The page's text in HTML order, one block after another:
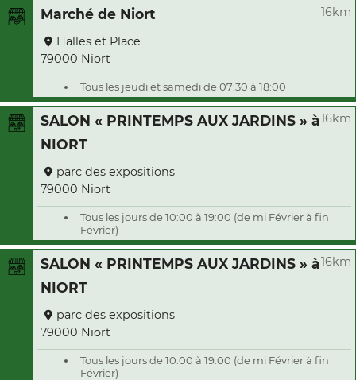
Marché de Niort 16km
Halles et Place
79000 Niort
Tous les jeudi et samedi de 07:30 à 18:00
SALON « PRINTEMPS AUX JARDINS » à
NIORT
16km
parc des expositions
79000 Niort
Tous les jours de 10:00 à 19:00 (de mi Février à fin
Février)
SALON « PRINTEMPS AUX JARDINS » à
NIORT
16km
parc des expositions
79000 Niort
Tous les jours de 10:00 à 19:00 (de mi Février à fin
Février)